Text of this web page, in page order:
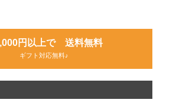
円以上で 送料無料
ギフト対応無料♪